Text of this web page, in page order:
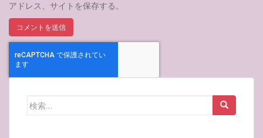
アドレス、サイトを保存する。
検